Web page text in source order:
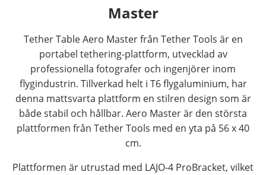
Master
Tether Table Aero Master från Tether Tools är en
portabel tethering-plattform, utvecklad av
professionella fotografer och ingenjörer inom
flygindustrin. Tillverkad helt i T6 flygaluminium, har
denna mattsvarta plattform en stilren design som är
både stabil och hållbar. Aero Master är den största
plattformen från Tether Tools med en yta på 56 x 40
cm.
Plattformen är utrustad med LAJO-4 ProBracket, vilket